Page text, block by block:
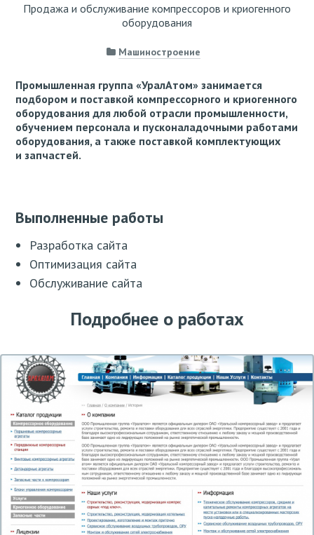
Продажа и обслуживание компрессоров и криогенного
оборудования
Машиностроение
Промышленная группа «УралАтом» занимается
подбором и поставкой компрессорного и криогенного
оборудования для любой отрасли промышленности,
обучением персонала и пусконаладочными работами
оборудования, а также поставкой комплектующих
и запчастей.
Выполненные работы
Разработка сайта
Оптимизация сайта
Обслуживание сайта
Подробнее о работах